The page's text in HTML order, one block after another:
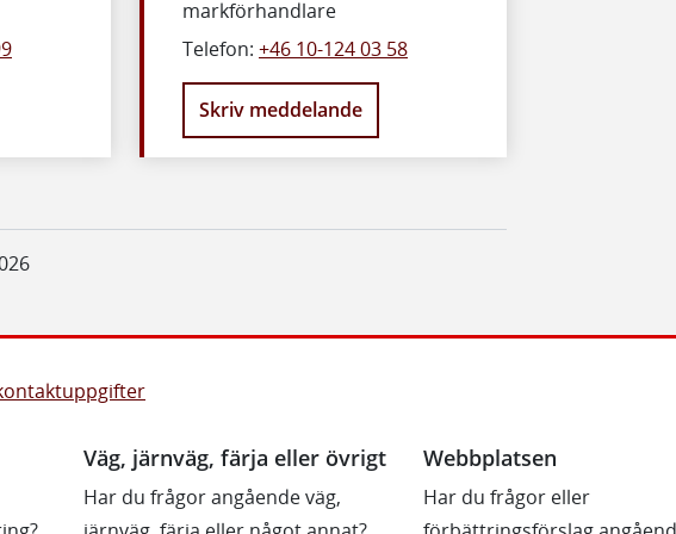
markförhandlare
Telefon: +46 10-124 03 58
Skriv meddelande
Väg, järnväg, färja eller övrigt
Har du frågor angående väg,
Webbplatsen
Har du frågor eller